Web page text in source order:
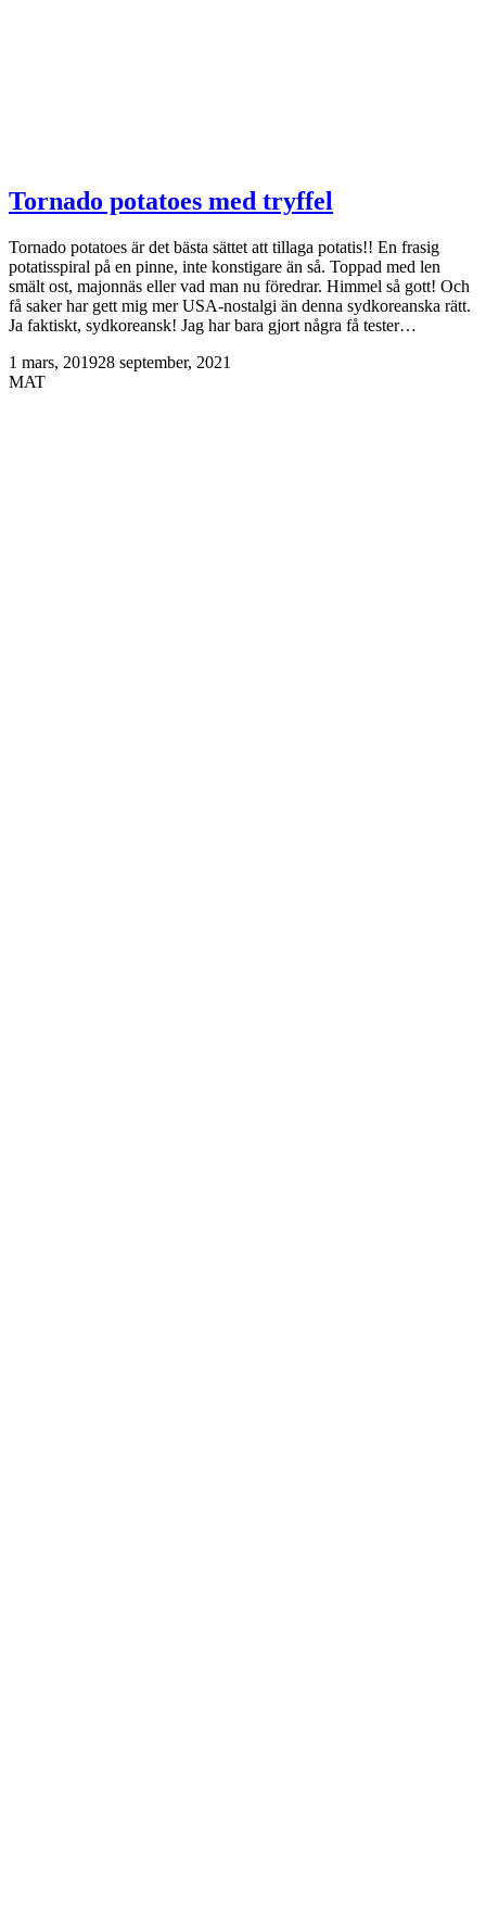
Tornado potatoes med tryffel
Tornado potatoes är det bästa sättet att tillaga potatis!! En frasig
potatisspiral på en pinne, inte konstigare än så. Toppad med len
smält ost, majonnäs eller vad man nu föredrar. Himmel så gott! Och
få saker har gett mig mer USA-nostalgi än denna sydkoreanska rätt.
Ja faktiskt, sydkoreansk! Jag har bara gjort några få tester…
1 mars, 201928 september, 2021
MAT